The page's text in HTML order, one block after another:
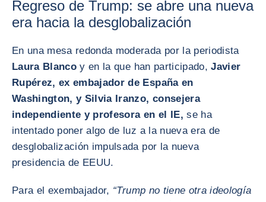
Regreso de Trump: se abre una nueva
era hacia la desglobalización
En una mesa redonda moderada por la periodista
Laura Blanco y en la que han participado,Javier
Rupérez, ex embajador de España en
Washington, y Silvia Iranzo, consejera
independiente y profesora en el IE, se ha
intentado poner algo de luz a la nueva era de
desglobalización impulsada por la nueva
presidencia de EEUU.
Para el exembajador, “Trump no tiene otra ideología